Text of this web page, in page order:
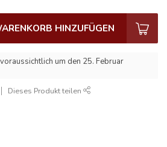
HINZUFÜGEN
um den 25. Februar
Dieses Produkt teilen